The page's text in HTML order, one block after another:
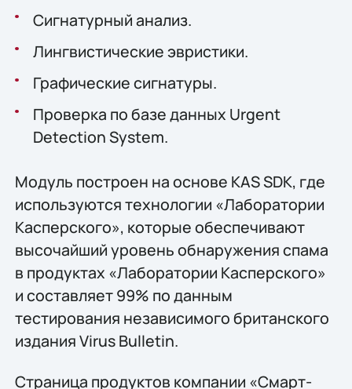
Сигнатурный анализ.
Лингвистические эвристики.
Графические сигнатуры.
Проверка по базе данных Urgent
Detection System.
Модуль построен на основе KAS SDK, где
используются технологии «Лаборатории
Касперского», которые обеспечивают
высочайший уровень обнаружения спама
в продуктах «Лаборатории Касперского»
и составляет 99% по данным
тестирования независимого британского
издания Virus Bulletin.
Страница продуктов компании «Смарт-